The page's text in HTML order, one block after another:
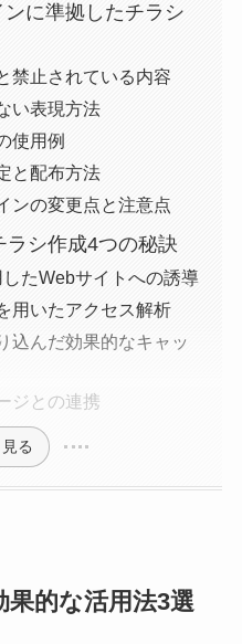
に準拠したチラシ
禁止されている内容
い表現方法
使用例
と配布方法
ンの変更点と注意点
ラシ作成4つの秘訣
たWebサイトへの誘導
用いたアクセス解析
込んだ効果的なキャッ
ジとの連携
る
的な活用法3選